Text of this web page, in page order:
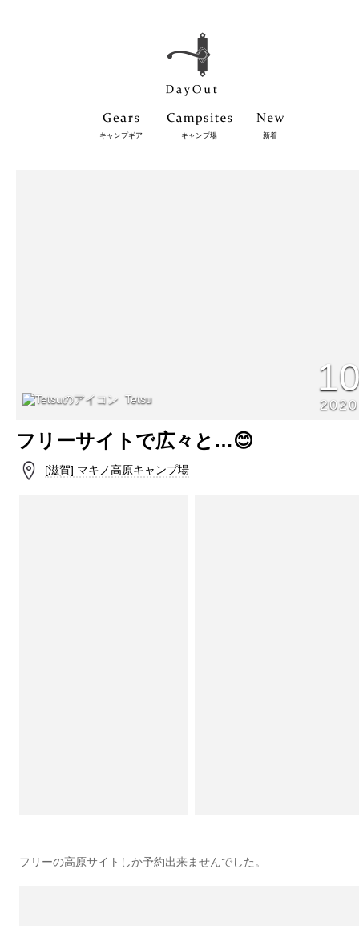
キャンプギア キャンプ場 新着
Tetsu 2020
フリーサイトで広々と…😊
[滋賀] マキノ高原キャンプ場
フリーの高原サイトしか予約出来ませんでした。